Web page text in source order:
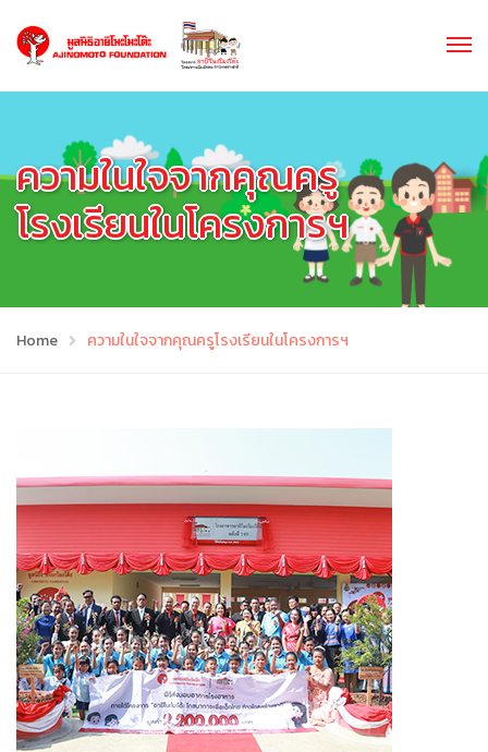
ความในใจจากคุณครู
โรงเรียนในโครงการฯ
Home ความในใจจากคุณครูโรงเรียนในโครงการฯ